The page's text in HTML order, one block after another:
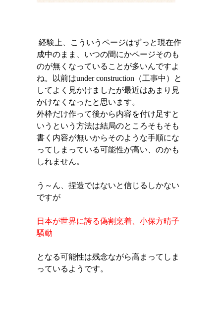
経験上、こういうページはずっと現在作
成中のまま、いつの間にかページそのも
のが無くなっていることが多いんですよ
ね。以前はunder construction （工事中）と
してよく見かけましたが最近はあまり見
かけなくなったと思います。
外枠だけ作って後から内容を付け足すと
いうという方法は結局のところそもそも
書く内容が無いからそのような手順にな
ってしまっている可能性が高い、のかも
しれません。
う～ん、捏造ではないと信じるしかない
ですが
日本が世界に誇る偽割烹着、小保方晴子
騒動
となる可能性は残念ながら高まってしま
っているようです。